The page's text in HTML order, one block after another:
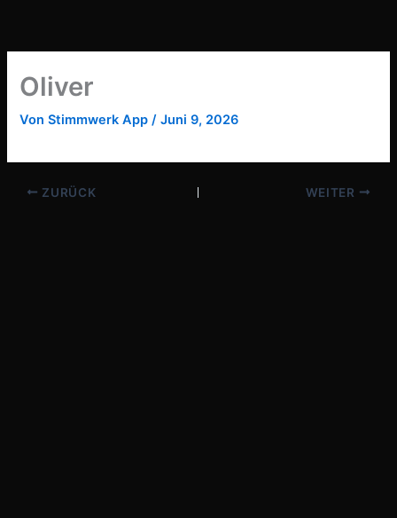
springen
Oliver
VonStimmwerk App/Juni 9, 2026
ZURÜCK WEITER